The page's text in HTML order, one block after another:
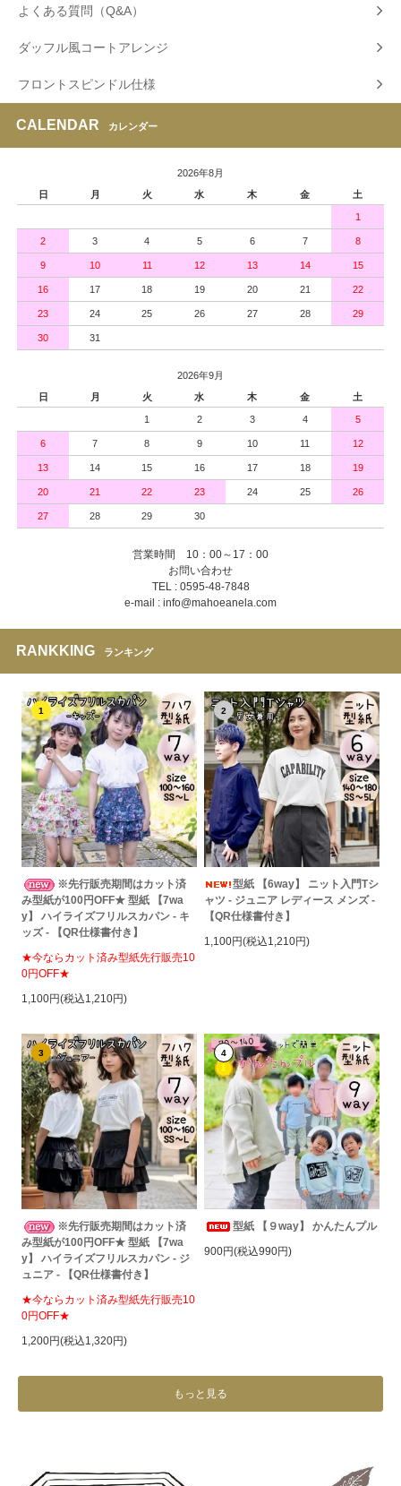
よくある質問（Q&A）
ダッフル風コートアレンジ
フロントスピンドル仕様
CALENDAR カレンダー
2026年8月
日
月 火 水 木 金 土
1
2 3 4 5 6 7 8
9 10 11 12 13 14 15
16 17 18 19 20 21 22
23 24 25 26 27 28 29
30 31
2026年9月
日
月 火 水 木 金 土
1 2 3 4 5
6 7 8 9 10 11 12
13 14 15 16 17 18 19
20 21 22 23 24 25 26
27 28 29 30
営業時間 10：00～17：00
お問い合わせ
TEL : 0595-48-7848
e-mail : info@mahoeanela.com
RANKKING ランキング
1
※先行販売期間はカット済
み型紙が100円OFF★ 型紙 【7wa
y】 ハイライズフリルスカパン - キ
ッズ - 【QR仕様書付き】
★今ならカット済み型紙先行販売10
0円OFF★
1,100円(税込1,210円)
2
型紙 【6way】 ニット入門Tシ
ャツ - ジュニア レディース メンズ -
【QR仕様書付き】
1,100円(税込1,210円)
3
※先行販売期間はカット済
み型紙が100円OFF★ 型紙 【7wa
y】 ハイライズフリルスカパン - ジ
ュニア - 【QR仕様書付き】
★今ならカット済み型紙先行販売10
0円OFF★
1,200円(税込1,320円)
4
型紙 【９way】 かんたんプル
900円(税込990円)
もっと見る